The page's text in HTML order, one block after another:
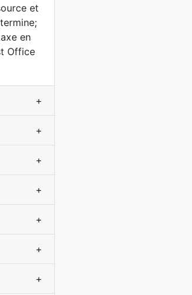
et
en
Office
+
+
+
+
+
+
+